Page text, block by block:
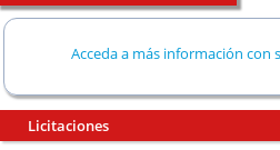
Acceda a más información con
Licitaciones